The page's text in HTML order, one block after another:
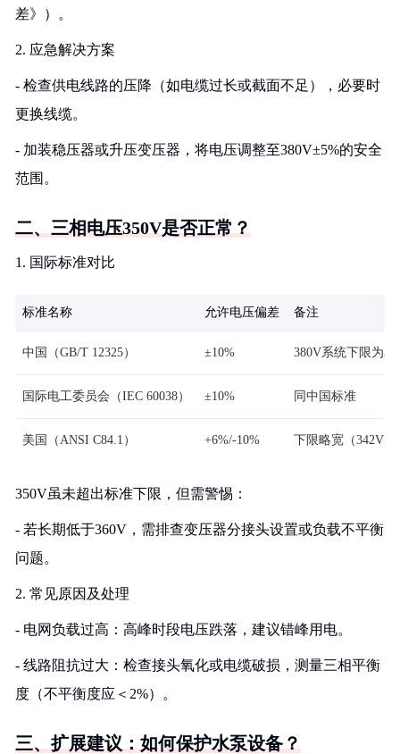
差》）。
2. 应急解决方案
- 检查供电线路的压降（如电缆过长或截面不足），必要时
更换线缆。
- 加装稳压器或升压变压器，将电压调整至380V±5%的安全
范围。
二、三相电压350V是否正常？
1. 国际标准对比
标准名称 允许电压偏差 备注
中国（GB/T 12325） ±10% 380V系统下限为
国际电工委员会（IEC 60038） ±10% 同中国标准
美国（ANSI C84.1） +6%/-10% 下限略宽（342V）
350V虽未超出标准下限，但需警惕：
- 若长期低于360V，需排查变压器分接头设置或负载不平衡
问题。
2. 常见原因及处理
- 电网负载过高：高峰时段电压跌落，建议错峰用电。
- 线路阻抗过大：检查接头氧化或电缆破损，测量三相平衡
度（不平衡度应＜2%）。
三、扩展建议：如何保护水泵设备？